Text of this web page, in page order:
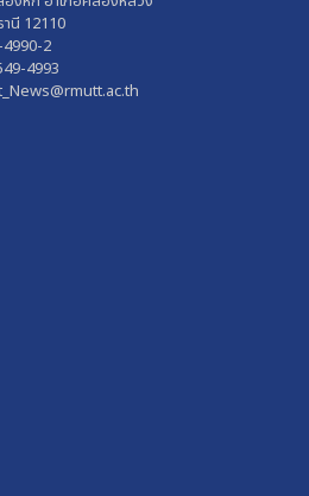
านี 12110
4990-2
4993